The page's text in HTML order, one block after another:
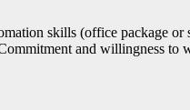
skills (office package
and willingness to